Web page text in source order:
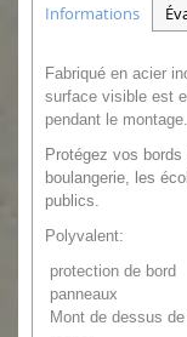
Informations
Fabriqué en acier
surface visible est
pendant le montage.
Protégez vos
boulangerie, les
publics.
Polyvalent:
protection de bord
panneaux
Mont de dessus